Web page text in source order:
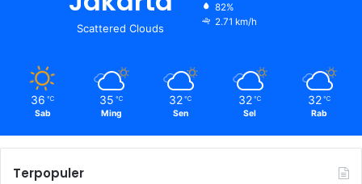
Scattered Clouds
82%
2.71 km/h
36 ℃
Sab
35 ℃
Ming
32 ℃
Sen
32 ℃
Sel
32 ℃
Rab
Terpopuler